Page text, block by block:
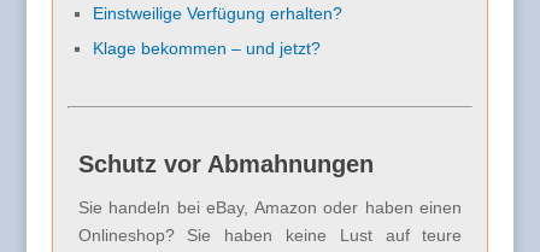
Einstweilige Verfügung erhalten?
Klage bekommen – und jetzt?
Schutz vor Abmahnungen
Sie handeln bei eBay, Amazon oder haben einen
Onlineshop? Sie haben keine Lust auf teure